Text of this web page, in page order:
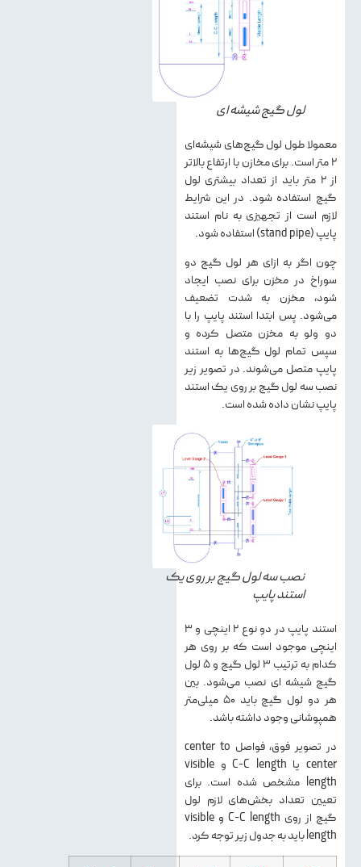
لول گیج شیشه ای
معمولا طول لول گیج‌های شیشه‌ای
۲ متر است. برای مخازن با ارتفاع بالاتر
از ۲ متر باید از تعداد بیشتری لول
گیج استفاده شود. در این شرایط
لازم است از تجهیزی به نام استند
پایپ (stand pipe) استفاده شود.
چون اگر به ازای هر لول گیج دو
سوراخ در مخزن برای نصب ایجاد
شود، مخزن به شدت تضعیف
می‌شود. پس ابتدا استند پایپ را با
دو ولو به مخزن متصل کرده و
سپس تمام لول گیج‌ها به استند
پایپ متصل می‌شوند. در تصویر زیر
نصب سه لول گیج بر روی یک استند
پایپ نشان داده شده است.
نصب سه لول گیج بر روی یک
استند پایپ
استند پایپ در دو نوع ۲ اینچی و ۳
اینچی موجود است که بر روی هر
کدام به ترتیب ۳ لول گیج و ۵ لول
گیج شیشه ای نصب می‌شود. بین
هر دو لول گیج باید ۵۰ میلی‌متر
همپوشانی وجود داشته باشد.
در تصویر فوق، فواصل center to
center یا C-C length و visible
length مشخص شده است. برای
تعیین تعداد بخش‌های لازم لول
گیج از روی C-C length و visible
length باید به جدول زیر توجه کرد.